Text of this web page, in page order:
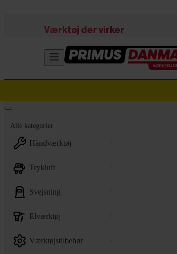
Værktøj der virker
Alle kategorier
håndværktøj
trykluft
svejsning
elværktøj
værktøjstilbehør